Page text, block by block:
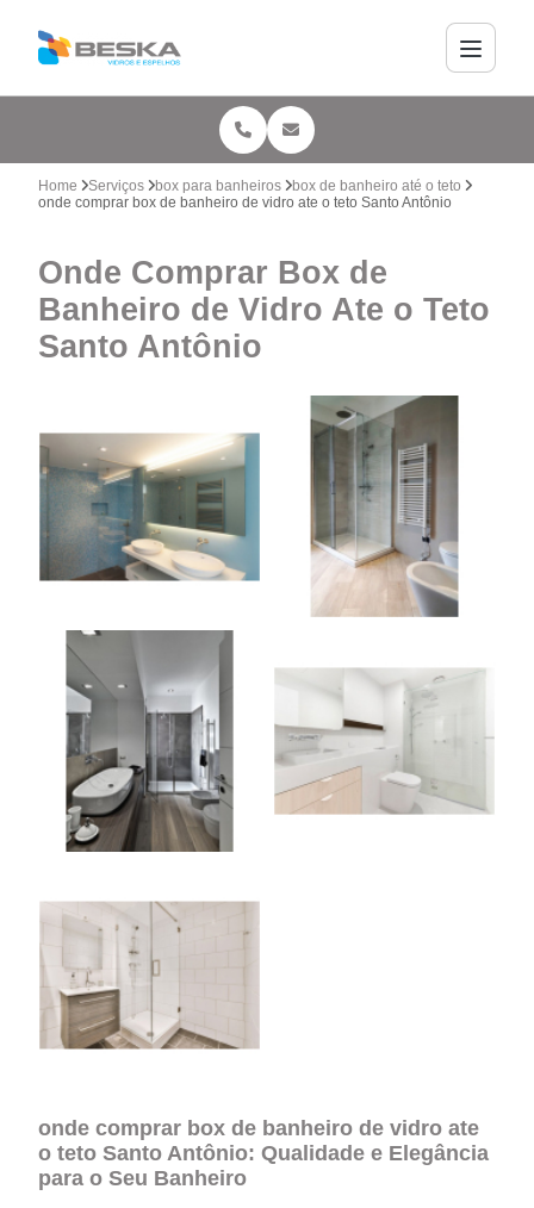
Home Serviços box para banheiros
box de banheiro até o teto
onde comprar box de banheiro de vidro ate o teto Santo Antônio
Onde Comprar Box de
Banheiro de Vidro Ate o Teto
Santo Antônio
onde comprar box de banheiro de vidro ate
o teto Santo Antônio: Qualidade e Elegância
para o Seu Banheiro